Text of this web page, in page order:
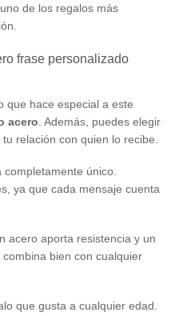
de los regalos más
frase personalizado
que hace especial a este
acero . Además, puedes elegir
relación con quien lo recibe.
único.
ya que cada mensaje cuenta
acero aporta resistencia y un
bien con cualquier
que gusta a cualquier edad.